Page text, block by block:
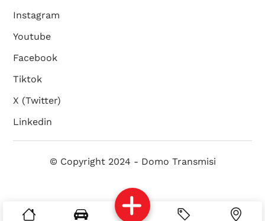
Services Brosur Location About Us
Instagram
Youtube
Facebook
Tiktok
X (Twitter)
Linkedin
© Copyright 2024 - Domo Transmisi